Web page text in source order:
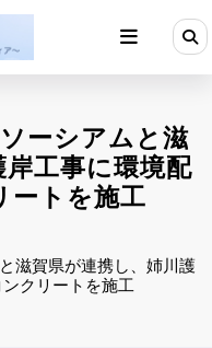
ーシアムと滋
工事に環境配
ートを施工
滋賀県が連携し、姉川護
クリートを施工